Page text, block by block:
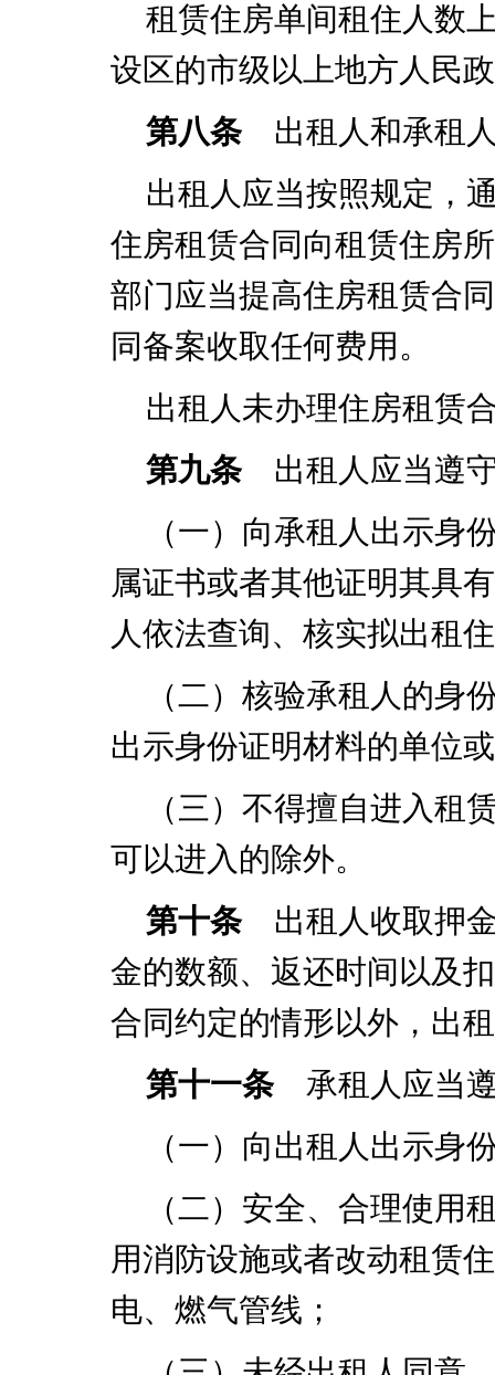
租赁住房单间租住人数
设区的市级以上地方人民
第八条出租人和承租人
出租人应当按照规定，
住房租赁合同向租赁住房
部门应当提高住房租赁合
同备案收取任何费用。
出租人未办理住房租赁
第九条出租人应当遵
（一）向承租人出示身
属证书或者其他证明其具
人依法查询、核实拟出租
（二）核验承租人的身
出示身份证明材料的单位
（三）不得擅自进入租
可以进入的除外。
第十条出租人收取押金
金的数额、返还时间以及
合同约定的情形以外，出
第十一条承租人应当遵
（一）向出租人出示身
（二）安全、合理使用
用消防设施或者改动租赁
电、燃气管线；